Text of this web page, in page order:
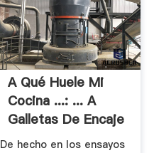
A Qué Huele Mi
Cocina ...: ... A
Galletas De Encaje
De hecho en los ensayos